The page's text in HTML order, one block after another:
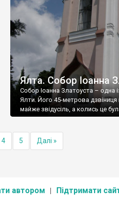
Ялта. Собор Іоанна
Собор Іоанна Златоуста – одна
Ялти. Його 45-метрова дзвіниця
майже звідусіль, а колись це
4 5 Далі »
автором Підтримати